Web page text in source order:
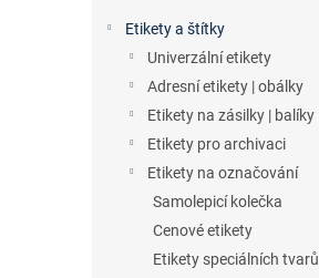
Etikety a štítky
Univerzální etikety
Adresní etikety | obálky
Etikety na zásilky | balíky
Etikety pro archivaci
Etikety na označování
Samolepicí kolečka
Cenové etikety
Etikety speciálních tvarů